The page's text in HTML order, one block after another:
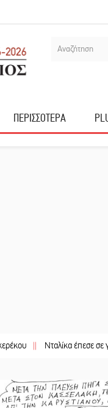
ΠΕΡΙΣΣΟΤΕΡΑ
Νταλίκα έπεσε σε γκρεμό